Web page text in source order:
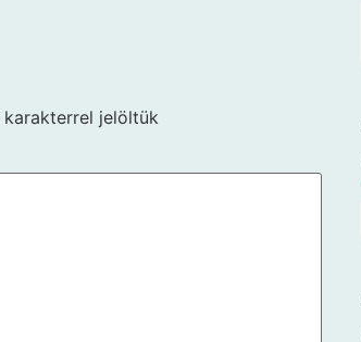
karakterrel jelöltük